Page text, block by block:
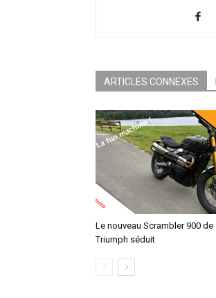
ARTICLES CONNEXES
Le nouveau Scrambler 900 de
Triumph séduit